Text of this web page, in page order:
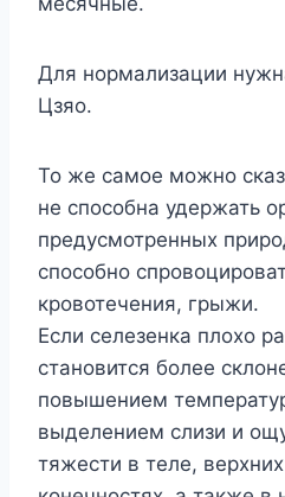
Для нормализации
Цзяо.
То же самое можно
не способна удержать
предусмотренных
способно
кровотечения, грыжи.
Если селезенка плохо
становится более
повышением
выделением слизи и
тяжести в теле,